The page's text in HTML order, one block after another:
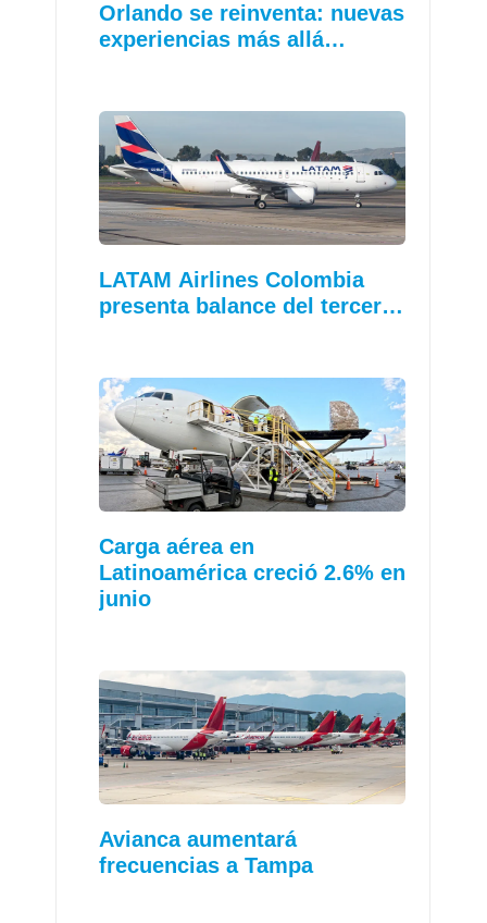
Orlando se reinventa: nuevas
experiencias más allá…
LATAM Airlines Colombia
presenta balance del tercer…
Carga aérea en
Latinoamérica creció 2.6% en
junio
Avianca aumentará
frecuencias a Tampa